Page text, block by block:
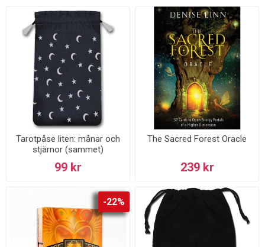
Tarotpåse liten: månar och
stjärnor (sammet)
99 kr
The Sacred Forest Oracle
239 kr
-22%